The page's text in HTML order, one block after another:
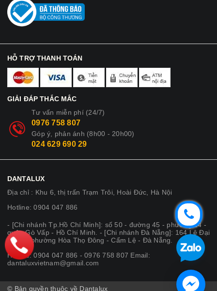
HỖ TRỢ THANH TOÁN
GIẢI ĐÁP THẮC MẮC
Tư vấn miễn phí (24/7)
0976 758 807
Góp ý, phản ánh (8h00 - 20h00)
024 629 690 29
DANTALUX
Địa chỉ : Khu 6, thị trấn Trạm Trôi, Hoài Đức, Hà Nội
Hotline: 0904 047 886
- [Chi nhánh Tp.Hồ Chí Minh]: số 50 - đường 45 - phường 14 -
quận Gò Vấp - Hồ Chí Minh. - [Chi nhánh Đà Nẵng]: 164 Lê Đại
Hành - phường Hòa Thọ Đông - Cẩm Lệ - Đà Nẵng.
Hotline: 0904 047 886 - 0976 758 807 Email:
dantaluxvietnam@gmail.com
© Bản quyền thuộc về Dantalux